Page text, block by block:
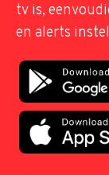
tv is,
en alerts